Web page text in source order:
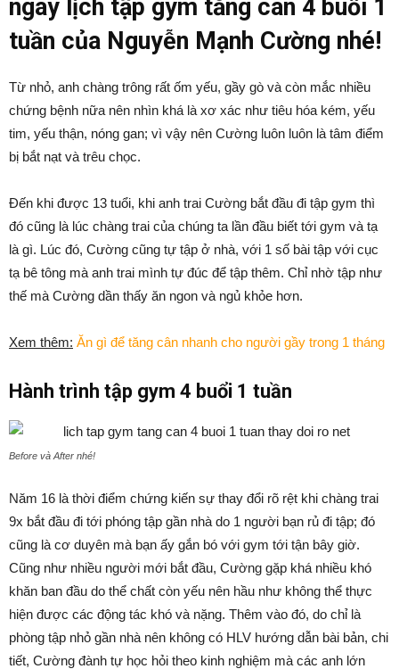
ngay lịch tập gym tăng cân 4 buổi 1
tuần của Nguyễn Mạnh Cường nhé!
Từ nhỏ, anh chàng trông rất ốm yếu, gầy gò và còn mắc nhiều
chứng bệnh nữa nên nhìn khá là xơ xác như tiêu hóa kém, yếu
tim, yếu thận, nóng gan; vì vậy nên Cường luôn luôn là tâm điểm
bị bắt nạt và trêu chọc.
Đến khi được 13 tuổi, khi anh trai Cường bắt đầu đi tập gym thì
đó cũng là lúc chàng trai của chúng ta lần đầu biết tới gym và tạ
là gì. Lúc đó, Cường cũng tự tập ở nhà, với 1 số bài tập với cục
tạ bê tông mà anh trai mình tự đúc để tập thêm. Chỉ nhờ tập như
thế mà Cường dần thấy ăn ngon và ngủ khỏe hơn.
Xem thêm: Ăn gì để tăng cân nhanh cho người gầy trong 1 tháng
Hành trình tập gym 4 buổi 1 tuần
Before và After nhé!
Năm 16 là thời điểm chứng kiến sự thay đổi rõ rệt khi chàng trai
9x bắt đầu đi tới phóng tập gần nhà do 1 người bạn rủ đi tập; đó
cũng là cơ duyên mà bạn ấy gắn bó với gym tới tận bây giờ.
Cũng như nhiều người mới bắt đầu, Cường gặp khá nhiều khó
khăn ban đầu do thể chất còn yếu nên hầu như không thể thực
hiện được các động tác khó và nặng. Thêm vào đó, do chỉ là
phòng tập nhỏ gần nhà nên không có HLV hướng dẫn bài bản, chi
tiết, Cường đành tự học hỏi theo kinh nghiệm mà các anh lớn